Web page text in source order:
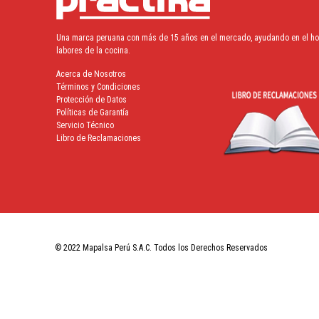
Una marca peruana con más de 15 años en el mercado, ayudando en el
labores de la cocina.
Acerca de Nosotros
Términos y Condiciones
Protección de Datos
Políticas de Garantía
Servicio Técnico
Libro de Reclamaciones
© 2022 Mapalsa Perú S.A.C. Todos los Derechos Reservados